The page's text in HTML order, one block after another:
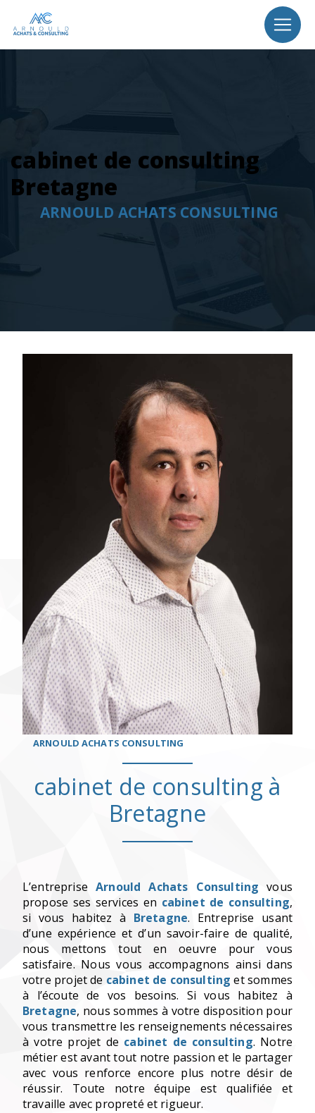
cabinet de consulting
Bretagne
ARNOULD ACHATS CONSULTING
ARNOULD ACHATS CONSULTING
cabinet de consulting à
Bretagne
L’entrepriseArnould Achats Consulting vous
propose ses services en cabinet de consulting,
si vous habitez à Bretagne. Entreprise usant
d’une expérience et d’un savoir-faire de qualité,
nous mettons tout en oeuvre pour vous
satisfaire. Nous vous accompagnons ainsi dans
votre projet de cabinet de consulting et sommes
à l’écoute de vos besoins. Si vous habitez à
Bretagne, nous sommes à votre disposition pour
vous transmettre les renseignements nécessaires
à votre projet de cabinet de consulting. Notre
métier est avant tout notre passion et le partager
avec vous renforce encore plus notre désir de
réussir. Toute notre équipe est qualifiée et
travaille avec propreté et rigueur.
Panneau de gestion des cookies